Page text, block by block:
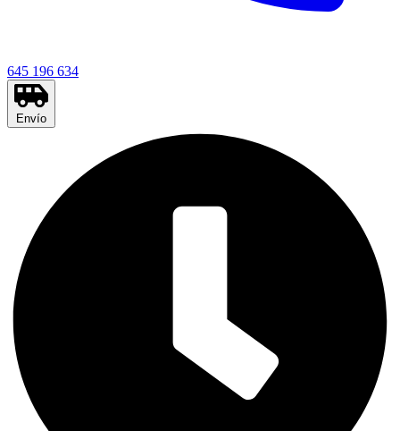
645 196 634
Envío